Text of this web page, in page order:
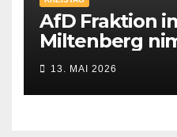
AfD Fraktion
Miltenberg
13. MAI 2026